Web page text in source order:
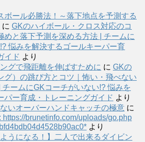
ボール必勝法！～落下地点を予測する
に GKのハイボール・クロス対応のコ
めと落下予測を深める方法 | チームに
悩みを解決するゴールキーパー育
イド より
グで飛距離を伸ばすために に GKの
グ）の跳び方とコツ｜怖い・飛べない
チームにGKコーチがいない!? 悩みを
パー育成・トレーニングガイド より
いオーバーハンドキャッチの極意 に
https://brunetinfo.com/uploads/go.php
より
うになる！】二人で出来るダイビン